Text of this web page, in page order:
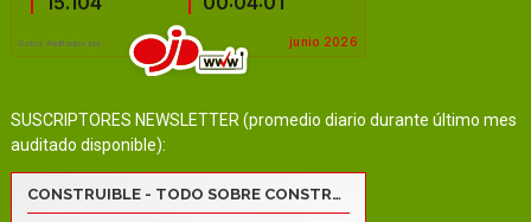
SUSCRIPTORES NEWSLETTER (promedio diario durante último mes
auditado disponible):